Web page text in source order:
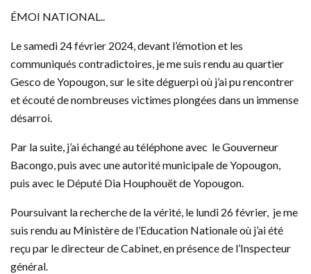
ÉMOI NATIONAL..
Le samedi 24 février 2024, devant l’émotion et les
communiqués contradictoires, je me suis rendu au quartier
Gesco de Yopougon, sur le site déguerpi où j’ai pu rencontrer
et écouté de nombreuses victimes plongées dans un immense
désarroi.
Par la suite, j’ai échangé au téléphone avec le Gouverneur
Bacongo, puis avec une autorité municipale de Yopougon,
puis avec le Député Dia Houphouët de Yopougon.
Poursuivant la recherche de la vérité, le lundi 26 février, je me
suis rendu au Ministère de l’Education Nationale où j’ai été
reçu par le directeur de Cabinet, en présence de l’Inspecteur
général.